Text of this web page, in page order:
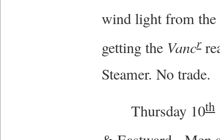
wind light from
getting the Vancr
Steamer. No trade.
Thursday 10th